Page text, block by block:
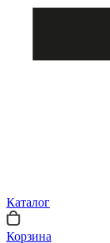
Каталог
Корзина